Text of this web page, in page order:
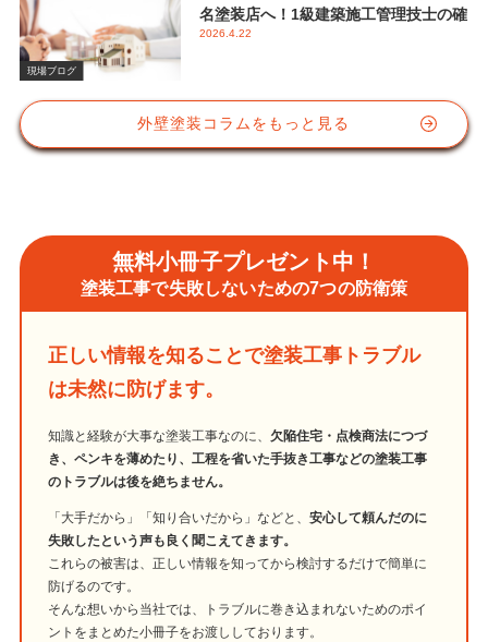
現場ブログ
名塗装店へ！1級建築施工管理技士の確
かな視点と屋根塗装におけるシリコン
2026.4.22
外壁塗装コラムをもっと見る
無料小冊子プレゼント中！
塗装工事で失敗しないための7つの防衛策
正しい情報を知ることで塗装工事トラブル
は未然に防げます。
知識と経験が大事な塗装工事なのに、 欠陥住宅・点検商法につづ
き、ペンキを薄めたり、工程を省いた手抜き工事などの塗装工事
のトラブルは後を絶ちません。
「大手だから」「知り合いだから」などと、安心して頼んだのに
失敗したという声も良く聞こえてきます。
これらの被害は、正しい情報を知ってから検討するだけで簡単に
防げるのです。
そんな想いから当社では、トラブルに巻き込まれないためのポイ
ントをまとめた小冊子をお渡ししております。